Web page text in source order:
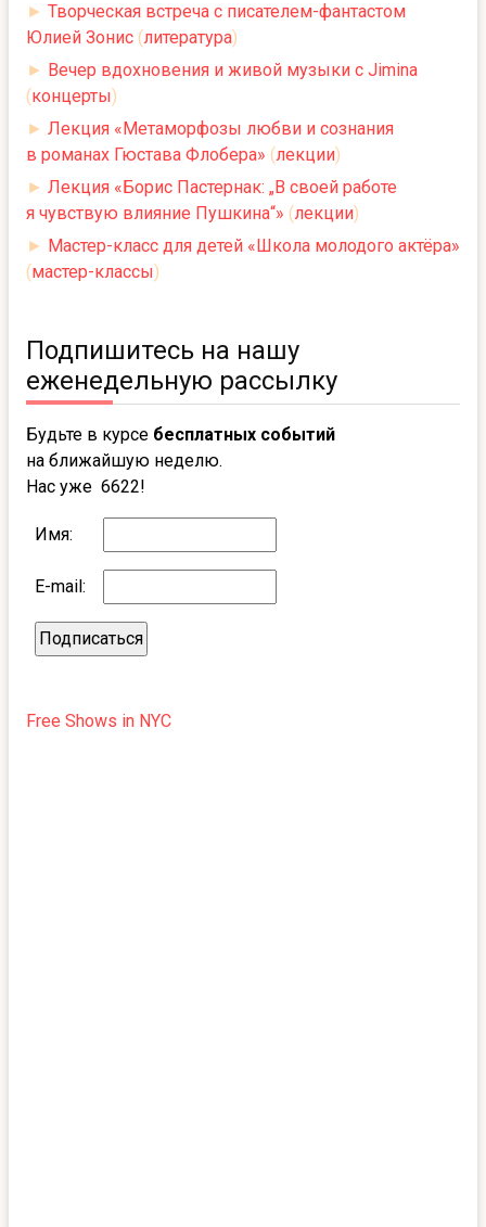
► Творческая встреча с писателем-фантастом
Юлией Зонис (литература)
► Вечер вдохновения и живой музыки с Jimina
(концерты)
► Лекция «Метаморфозы любви и сознания
в романах Гюстава Флобера» (лекции)
► Лекция «Борис Пастернак: „В своей работе
я чувствую влияние Пушкина“» (лекции)
► Мастер-класс для детей «Школа молодого актёра»
(мастер-классы)
Подпишитесь на нашу
еженедельную рассылку
Будьте в курсе бесплатных событий
на ближайшую неделю.
Нас уже 6622!
Имя:
E-mail:
Free Shows in NYC